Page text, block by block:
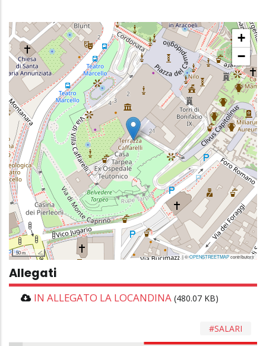
+
−
50 m
| ©OPENSTREETMAPcontributors
Allegati
IN ALLEGATO LA LOCANDINA (480.07 KB)
SALARI